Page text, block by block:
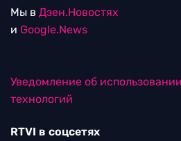
Мы в Дзен.Новостях
и Google.News
Уведомление об
технологий
RTVI в соцсетях